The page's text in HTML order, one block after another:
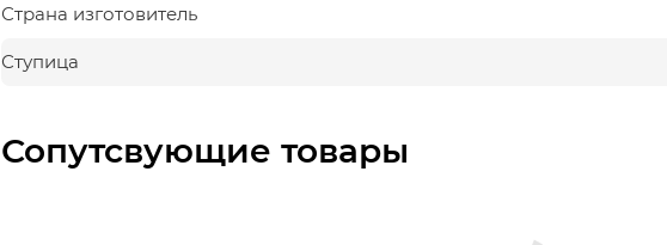
Страна изготовитель
Ступица
Сопутсвующие товары